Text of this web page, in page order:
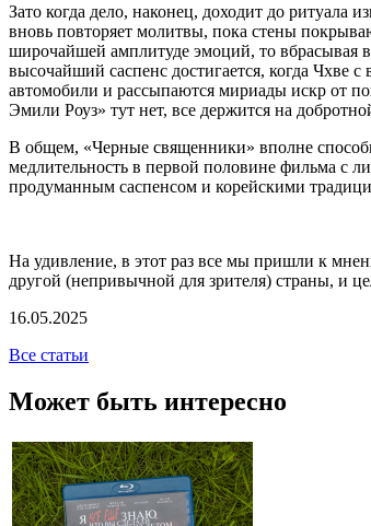
Зато когда дело, наконец, доходит до ритуала
вновь повторяет молитвы, пока стены
широчайшей амплитуде эмоций, то вбрасывая
высочайший саспенс достигается, когда Чхве
автомобили и рассыпаются мириады искр от
Эмили Роуз» тут нет, все держится на
В общем, «Черные священники» вполне
медлительность в первой половине фильма с
продуманным саспенсом и корейскими
На удивление, в этот раз все мы пришли к
другой (непривычной для зрителя) страны, и
16.05.2025
Все статьи
Может быть интересно